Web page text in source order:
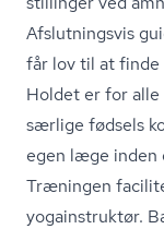
Afslutningsvis
får lov til at finde
Holdet er for
særlige fødsels
egen læge inden
Træningen
yogainstruktør.